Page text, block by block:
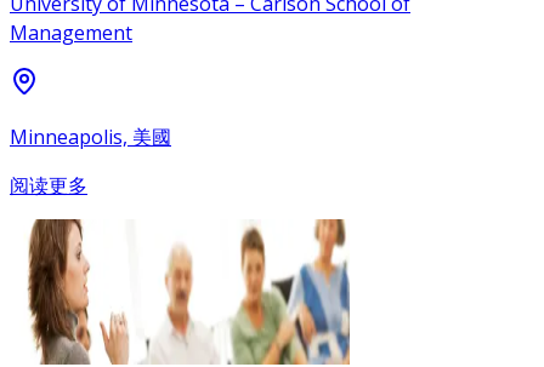
Management
Minneapolis, 美國
阅读更多